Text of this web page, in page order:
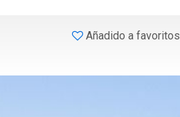
Añadido a favoritos